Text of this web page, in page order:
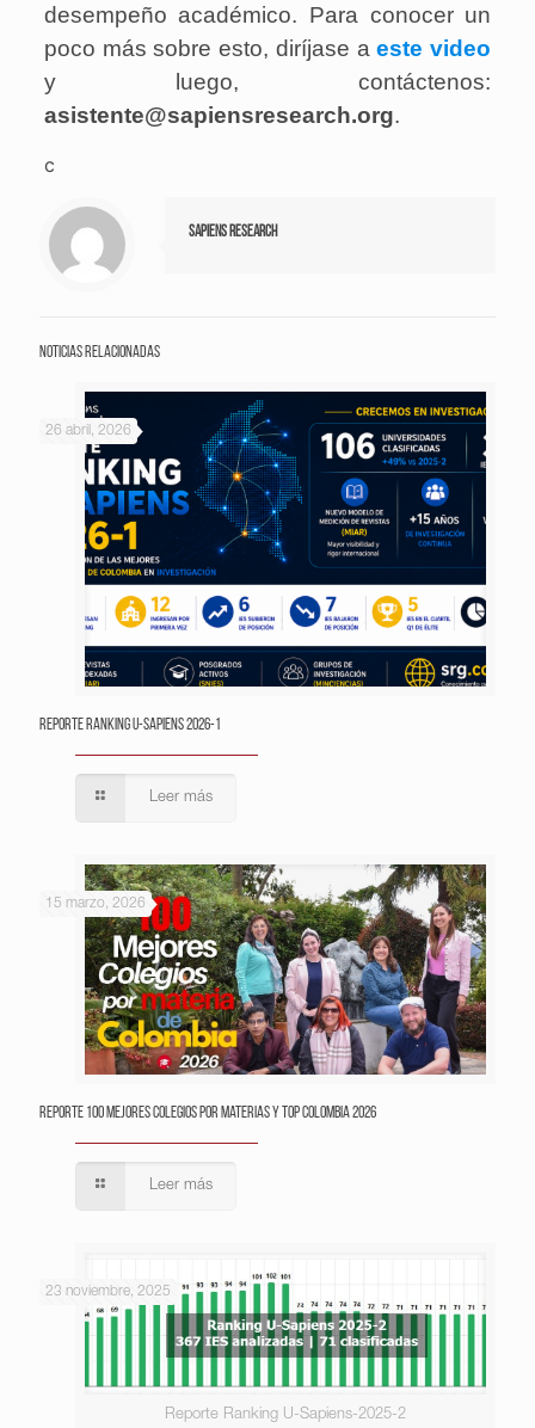
desempeño académico. Para conocer un
poco más sobre esto, diríjase aeste video
y luego, contáctenos:
asistente@sapiensresearch.org.
c
Sapiens Research
Noticias relacionadas
26 abril, 2026
Reporte Ranking U-Sapiens 2026-1
Leer más
15 marzo, 2026
Reporte 100 Mejores Colegios por Materias y Top Colombia 2026
Leer más
Reporte Ranking U-Sapiens-2025-2
23 noviembre, 2025